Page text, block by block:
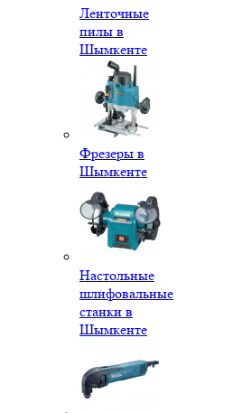
Ленточные
пилы в
Шымкенте
Фрезеры в
Шымкенте
Настольные
шлифовальные
станки в
Шымкенте